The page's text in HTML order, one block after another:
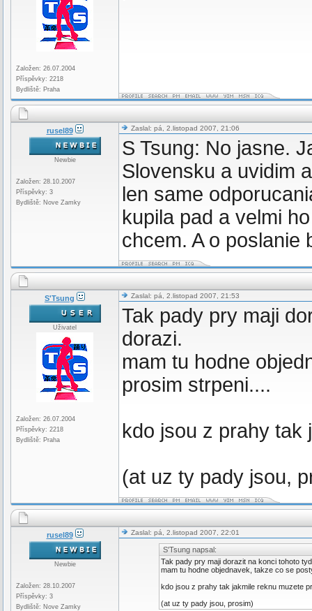
Založen: 26.07.2004
Příspěvky: 2218
Bydliště: Praha
rusel89
Newbie
Založen: 28.10.2007
Příspěvky: 3
Bydliště: Nove Zamky
Zaslal: pá, 2.listopad 2007, 21:06
S Tsung: No jasne.
Slovensku a uvidim
len same
kupila pad a velmi
chcem. A o poslanie
S'Tsung
Uživatel
Založen: 26.07.2004
Příspěvky: 2218
Bydliště: Praha
Zaslal: pá, 2.listopad 2007, 21:53
Tak pady pry maji
dorazi.
mam tu hodne
prosim strpeni....
kdo jsou z prahy tak
(at uz ty pady jsou,
rusel89
Newbie
Založen: 28.10.2007
Příspěvky: 3
Bydliště: Nove Zamky
Zaslal: pá, 2.listopad 2007, 22:01
S'Tsung napsal:
Tak pady pry maji dorazit na konci tohoto
mam tu hodne objednavek, takze co se
kdo jsou z prahy tak jakmile reknu muzete
(at uz ty pady jsou, prosim)